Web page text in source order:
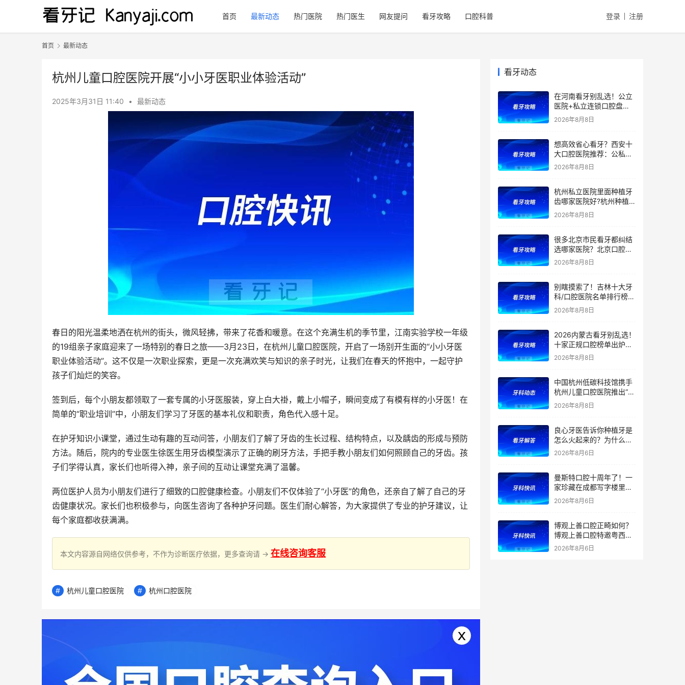
首页 最新动态 热门医院 热门医生 网友提问 看牙攻略 口腔科普 登录 注册
首页 最新动态
杭州儿童口腔医院开展“小小牙医职业体验活动”
2025年3月31日 11:40 • 最新动态
春日的阳光温柔地洒在杭州的街头，微风轻拂，带来了花香和暖意。在这个充满生机的季节里，江南实验学校一年级
的19组亲子家庭迎来了一场特别的春日之旅——3月23日，在杭州儿童口腔医院，开启了一场别开生面的“小小牙医
职业体验活动”。这不仅是一次职业探索，更是一次充满欢笑与知识的亲子时光，让我们在春天的怀抱中，一起守护
孩子们灿烂的笑容。
签到后，每个小朋友都领取了一套专属的小牙医服装，穿上白大褂，戴上小帽子，瞬间变成了有模有样的小牙医！在
简单的“职业培训”中，小朋友们学习了牙医的基本礼仪和职责，角色代入感十足。
在护牙知识小课堂，通过生动有趣的互动问答，小朋友们了解了牙齿的生长过程、结构特点，以及龋齿的形成与预防
方法。随后，院内的专业医生徐医生用牙齿模型演示了正确的刷牙方法，手把手教小朋友们如何照顾自己的牙齿。孩
子们学得认真，家长们也听得入神，亲子间的互动让课堂充满了温馨。
两位医护人员为小朋友们进行了细致的口腔健康检查。小朋友们不仅体验了“小牙医”的角色，还亲自了解了自己的牙
齿健康状况。家长们也积极参与，向医生咨询了各种护牙问题。医生们耐心解答，为大家提供了专业的护牙建议，让
每个家庭都收获满满。
本文内容源自网络仅供参考，不作为诊断医疗依据，更多查询请 → 在线咨询客服
杭州儿童口腔医院 杭州口腔医院
看牙动态
在河南看牙别乱选！公立
医院+私立连锁口腔盘
点，医院优势、擅长项目
一文全讲清！种植牙、矫
避坑收好！附价格表
2026年8月8日
想高效省心看牙？西安十
大口腔医院推荐：公私立
综合实力测评，精准匹配
齿项目价格参考
2026年8月8日
杭州私立医院里面种植牙
齿哪家医院好?杭州种植
牙齿多少钱一颗?杭州种
植牙哪个医生好?
2026年8月8日
很多北京市民看牙都纠结
选哪家医院？北京口腔医
院前五排名出炉！看牙首
2026年8月8日
别瞎摸索了！吉林十大牙
科/口腔医院名单排行榜！
（多家公立私立医院上
榜）！含2026年【最新
面/种植牙价格表！
2026年8月8日
2026内蒙古看牙别乱选！
十家正规口腔榜单出炉：
公立/私立全覆盖，官方支
矫正、种植牙价格
2026年8月8日
中国杭州低碳科技馆携手
杭州儿童口腔医院推出“我
是小小牙医”职业体验课
2026年8月8日
良心牙医告诉你种植牙是
怎么火起来的？为什么替
代了假牙？
2026年8月6日
曼斯特口腔十周年了！一
家珍藏在成都写字楼里的
技术店
2026年8月6日
博观上善口腔正畸如何？
博观上善口腔特邀粤西正
畸学科带头人兰青教授亲
2026年8月6日